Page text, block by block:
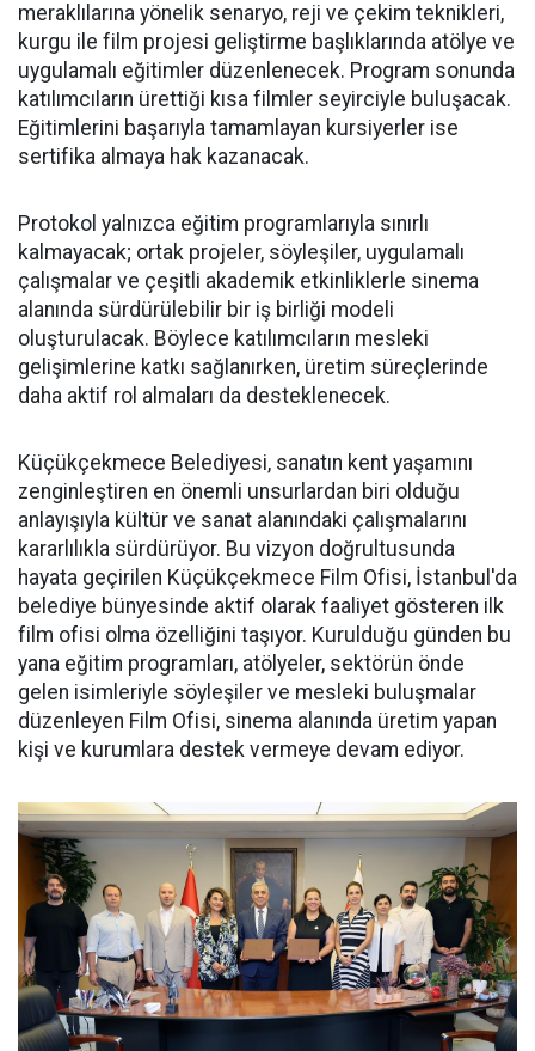
meraklılarına yönelik senaryo, reji ve çekim teknikleri,
kurgu ile film projesi geliştirme başlıklarında atölye ve
uygulamalı eğitimler düzenlenecek. Program sonunda
katılımcıların ürettiği kısa filmler seyirciyle buluşacak.
Eğitimlerini başarıyla tamamlayan kursiyerler ise
sertifika almaya hak kazanacak.
Protokol yalnızca eğitim programlarıyla sınırlı
kalmayacak; ortak projeler, söyleşiler, uygulamalı
çalışmalar ve çeşitli akademik etkinliklerle sinema
alanında sürdürülebilir bir iş birliği modeli
oluşturulacak. Böylece katılımcıların mesleki
gelişimlerine katkı sağlanırken, üretim süreçlerinde
daha aktif rol almaları da desteklenecek.
Küçükçekmece Belediyesi, sanatın kent yaşamını
zenginleştiren en önemli unsurlardan biri olduğu
anlayışıyla kültür ve sanat alanındaki çalışmalarını
kararlılıkla sürdürüyor. Bu vizyon doğrultusunda
hayata geçirilen Küçükçekmece Film Ofisi, İstanbul'da
belediye bünyesinde aktif olarak faaliyet gösteren ilk
film ofisi olma özelliğini taşıyor. Kurulduğu günden bu
yana eğitim programları, atölyeler, sektörün önde
gelen isimleriyle söyleşiler ve mesleki buluşmalar
düzenleyen Film Ofisi, sinema alanında üretim yapan
kişi ve kurumlara destek vermeye devam ediyor.